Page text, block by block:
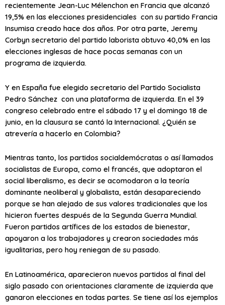
recientemente Jean-Luc Mélenchon en Francia que alcanzó
19,5% en las elecciones presidenciales con su partido Francia
Insumisa creado hace dos años. Por otra parte, Jeremy
Corbyn secretario del partido laborista obtuvo 40,0% en las
elecciones inglesas de hace pocas semanas con un
programa de izquierda.
Y en España fue elegido secretario del Partido Socialista
Pedro Sánchez con una plataforma de izquierda. En el 39
congreso celebrado entre el sábado 17 y el domingo 18 de
junio, en la clausura se cantó la Internacional. ¿Quién se
atrevería a hacerlo en Colombia?
Mientras tanto, los partidos socialdemócratas o así llamados
socialistas de Europa, como el francés, que adoptaron el
social liberalismo, es decir se acomodaron a la teoría
dominante neoliberal y globalista, están desapareciendo
porque se han alejado de sus valores tradicionales que los
hicieron fuertes después de la Segunda Guerra Mundial.
Fueron partidos artífices de los estados de bienestar,
apoyaron a los trabajadores y crearon sociedades más
igualitarias, pero hoy reniegan de su pasado.
En Latinoamérica, aparecieron nuevos partidos al final del
siglo pasado con orientaciones claramente de izquierda que
ganaron elecciones en todas partes. Se tiene así los ejemplos